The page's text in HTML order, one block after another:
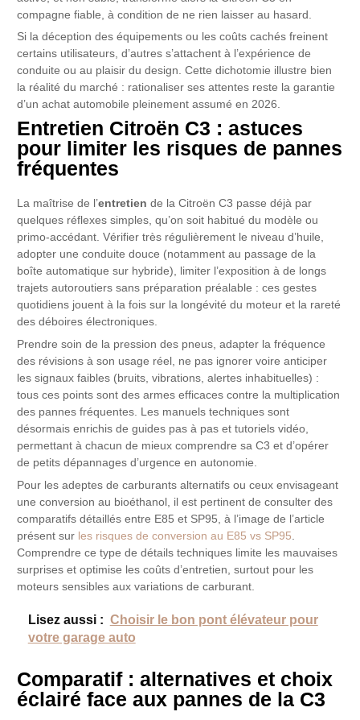
compagne fiable, à condition de ne rien laisser au hasard.
Si la déception des équipements ou les coûts cachés freinent
certains utilisateurs, d’autres s’attachent à l’expérience de
conduite ou au plaisir du design. Cette dichotomie illustre bien
la réalité du marché : rationaliser ses attentes reste la garantie
d’un achat automobile pleinement assumé en 2026.
Entretien Citroën C3 : astuces
pour limiter les risques de pannes
fréquentes
La maîtrise de l’entretien de la Citroën C3 passe déjà par
quelques réflexes simples, qu’on soit habitué du modèle ou
primo-accédant. Vérifier très régulièrement le niveau d’huile,
adopter une conduite douce (notamment au passage de la
boîte automatique sur hybride), limiter l’exposition à de longs
trajets autoroutiers sans préparation préalable : ces gestes
quotidiens jouent à la fois sur la longévité du moteur et la rareté
des déboires électroniques.
Prendre soin de la pression des pneus, adapter la fréquence
des révisions à son usage réel, ne pas ignorer voire anticiper
les signaux faibles (bruits, vibrations, alertes inhabituelles) :
tous ces points sont des armes efficaces contre la multiplication
des pannes fréquentes. Les manuels techniques sont
désormais enrichis de guides pas à pas et tutoriels vidéo,
permettant à chacun de mieux comprendre sa C3 et d’opérer
de petits dépannages d’urgence en autonomie.
Pour les adeptes de carburants alternatifs ou ceux envisageant
une conversion au bioéthanol, il est pertinent de consulter des
comparatifs détaillés entre E85 et SP95, à l’image de l’article
présent sur les risques de conversion au E85 vs SP95
Comprendre ce type de détails techniques limite les mauvaises
surprises et optimise les coûts d’entretien, surtout pour les
moteurs sensibles aux variations de carburant.
Lisez aussi : Choisir le bon pont élévateur pour
votre garage auto
Comparatif : alternatives et choix
éclairé face aux pannes de la C3